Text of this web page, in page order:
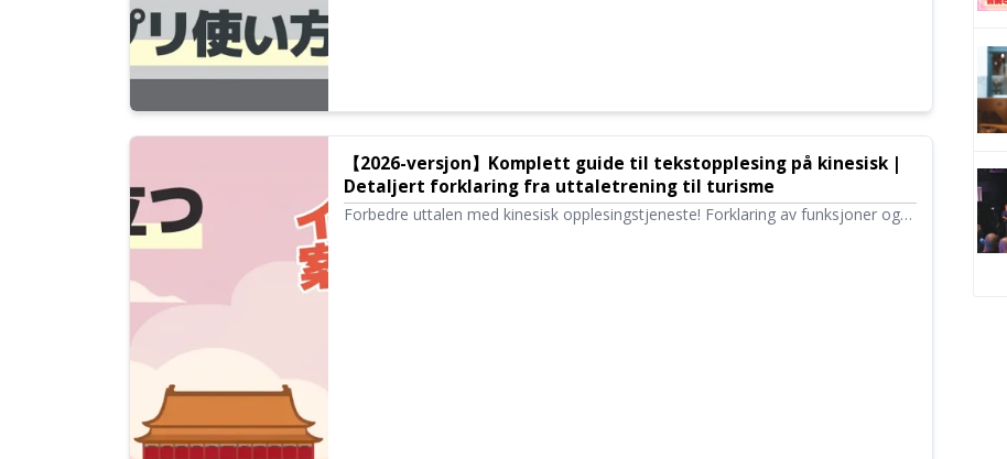
【2026-versjon】Komplett guide til tekstopplesing på kinesisk |
Detaljert forklaring fra uttaletrening til turisme
Forbedre uttalen med kinesisk opplesingstjeneste! Forklaring av funksjoner og